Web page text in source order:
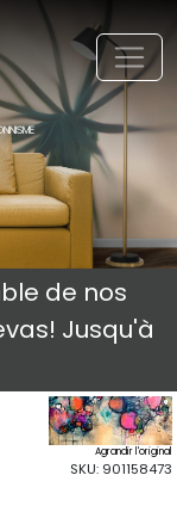
de nos
Jusqu'à
Agrandir l'original
SKU: 901158473